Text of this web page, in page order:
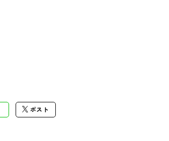
ポスト